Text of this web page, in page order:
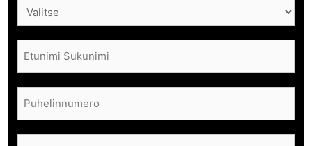
Nimi
(Pakollinen)
Puhelin
(Pakollinen)
Sähköposti